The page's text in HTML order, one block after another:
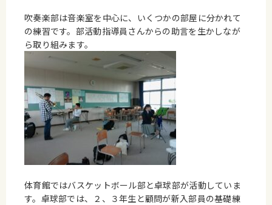
吹奏楽部は音楽室を中心に、いくつかの部屋に分かれて
の練習です。部活動指導員さんからの助言を生かしなが
ら取り組みます。
体育館ではバスケットボール部と卓球部が活動していま
す。卓球部では、２、３年生と顧問が新入部員の基礎練